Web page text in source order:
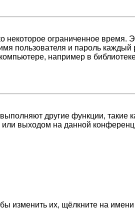
ограниченное время.
пользователя и пароль
например в
другие функции, такие
выходом на данной
изменить их, щёлкните на имени